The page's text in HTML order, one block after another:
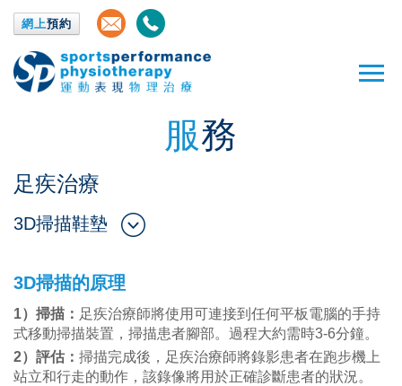
網上預約
服務
足疾治療
3D掃描鞋墊
3D掃描的原理
1）掃描： 足疾治療師將使用可連接到任何平板電腦的手持
式移動掃描裝置，掃描患者腳部。過程大約需時3-6分鐘。
2）評估： 掃描完成後，足疾治療師將錄影患者在跑步機上
站立和行走的動作，該錄像將用於正確診斷患者的狀況。